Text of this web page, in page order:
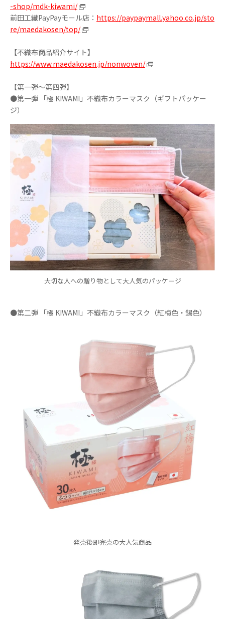
-shop/mdk-kiwami/
前田工繊PayPayモール店： https://paypaymall.yahoo.co.jp/sto
re/maedakosen/top/
【不織布商品紹介サイト】
https://www.maedakosen.jp/nonwoven/
【第一弾～第四弾】
●第一弾 「極 KIWAMI」不織布カラーマスク（ギフトパッケー
ジ）
大切な人への贈り物として大人気のパッケージ
●第二弾 「極 KIWAMI」不織布カラーマスク（紅梅色・錫色）
発売後即完売の大人気商品